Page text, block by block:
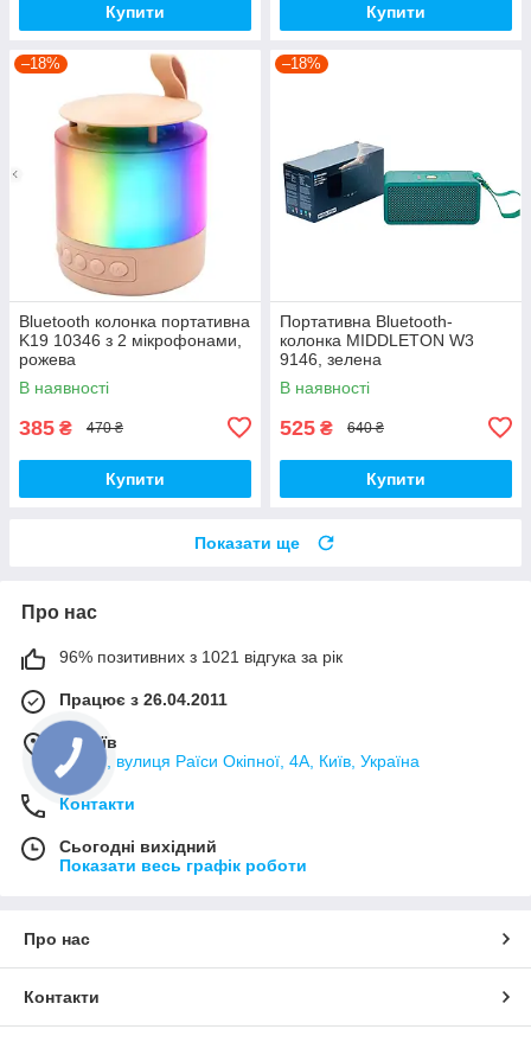
Купити Купити
–18%
Bluetooth колонка портативна
K19 10346 з 2 мікрофонами,
рожева
В наявності
385 ₴ 470 ₴
Купити
–18%
Портативна Bluetooth-
колонка MIDDLETON W3
9146, зелена
В наявності
525 ₴ 640 ₴
Купити
Показати ще
Про нас
96% позитивних з 1021 відгука за рік
Працює з 26.04.2011
м. Київ
02000, вулиця Раїси Окіпної, 4А, Київ, Україна
Контакти
Сьогодні вихідний
Показати весь графік роботи
Про нас
Контакти